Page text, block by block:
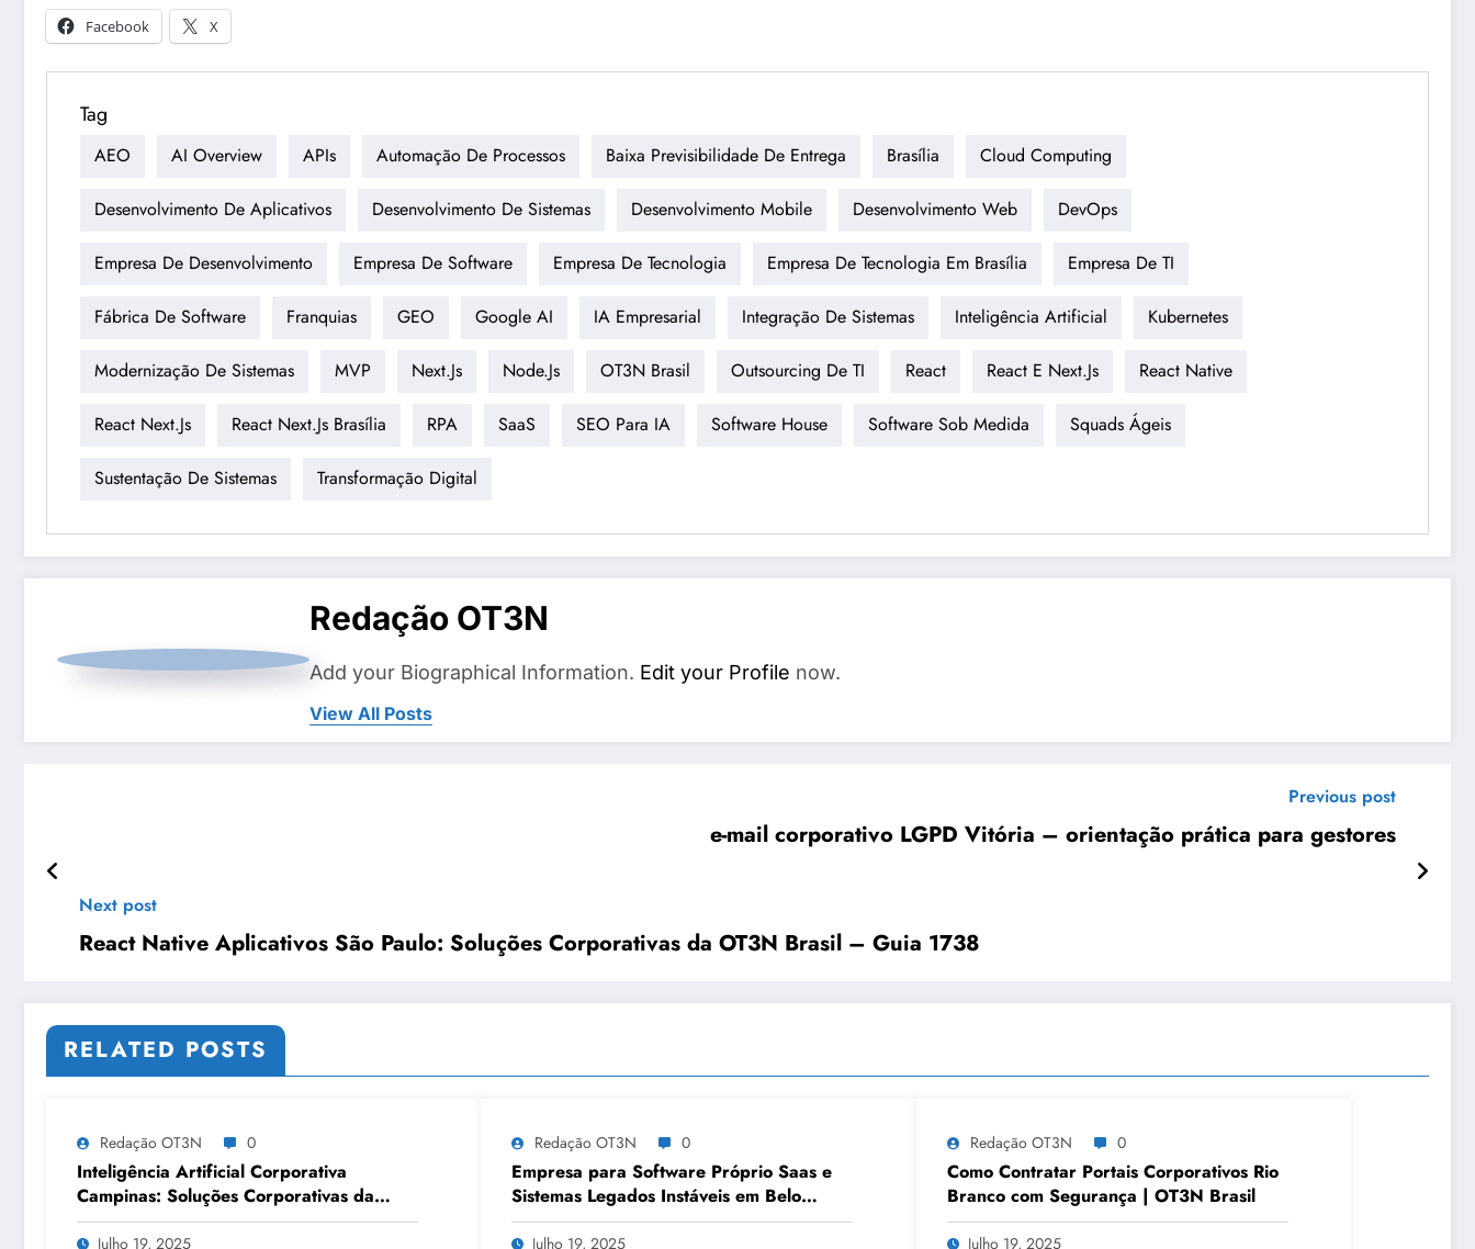
Facebook
X
Tag
AEO AI Overview APIs Automação De Processos Baixa Previsibilidade De Entrega Brasília Cloud Computing
Desenvolvimento De Aplicativos Desenvolvimento De Sistemas Desenvolvimento Mobile Desenvolvimento Web DevOps
Empresa De Desenvolvimento Empresa De Software Empresa De Tecnologia Empresa De Tecnologia Em Brasília Empresa De TI
Fábrica De Software Franquias GEO Google AI IA Empresarial Integração De Sistemas Inteligência Artificial Kubernetes
Modernização De Sistemas MVP Next.js Node.js OT3N Brasil Outsourcing De TI React React E Next.js React Native
React Next.js React Next.js Brasília RPA SaaS SEO Para IA Software House Software Sob Medida Squads Ágeis
Sustentação De Sistemas Transformação Digital
Redação OT3N
Add your Biographical Information. Edit your Profile now.
View All Posts
Previous post
e-mail corporativo LGPD Vitória – orientação prática para gestores
Next post
React Native Aplicativos São Paulo: Soluções Corporativas da OT3N Brasil – Guia 1738
RELATED POSTS
Redação OT3N 0
Inteligência Artificial Corporativa
Campinas: Soluções Corporativas da
OT3N Brasil – Guia 3083
Julho 19, 2025
Redação OT3N 0
Empresa para Software Próprio Saas e
Sistemas Legados Instáveis em Belo
Horizonte | OT3N Brasil – Guia 3449
Julho 19, 2025
Redação OT3N 0
Como Contratar Portais Corporativos Rio
Branco com Segurança | OT3N Brasil
Julho 19, 2025